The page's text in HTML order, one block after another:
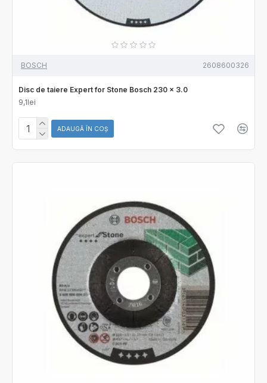
BOSCH 2608600326
Disc de taiere Expert for Stone Bosch 230 x 3.0
9,1lei
ADAUGĂ ÎN COŞ